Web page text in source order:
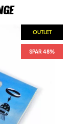
OUTLET
SPAR 48%